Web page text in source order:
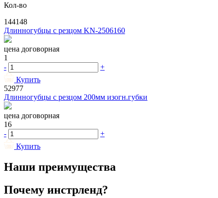
Кол-во
144148
Длинногубцы с резцом KN-2506160
цена договорная
1
-
+
Купить
52977
Длинногубцы с резцом 200мм изогн.губки
цена договорная
16
-
+
Купить
Наши преимущества
Почему инстрленд?